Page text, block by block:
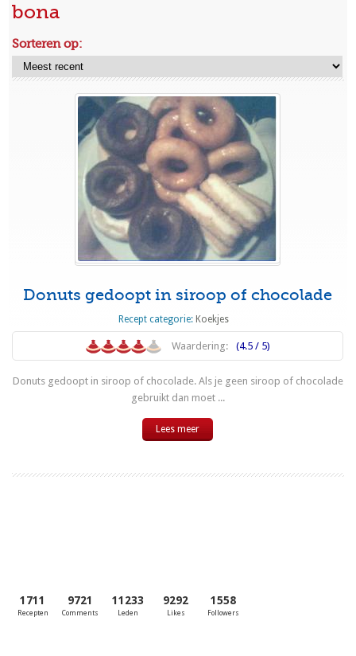
bona
Sorteren op:
Donuts gedoopt in siroop of chocolade
Recept categorie: Koekjes
Waardering: (4.5 / 5)
Donuts gedoopt in siroop of chocolade. Als je geen siroop of chocolade
gebruikt dan moet ...
Lees meer
1711
Recepten
9721
Comments
11233
Leden
9292
Likes
1558
Followers